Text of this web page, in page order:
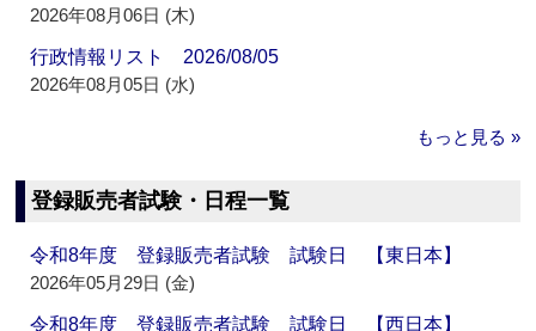
2026年08月06日 (木)
行政情報リスト 2026/08/05
2026年08月05日 (水)
もっと見る »
登録販売者試験・日程一覧
令和8年度 登録販売者試験 試験日 【東日本】
2026年05月29日 (金)
令和8年度 登録販売者試験 試験日 【西日本】